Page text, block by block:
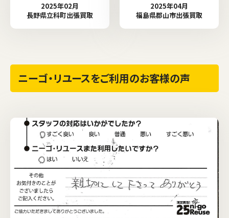
2025年02月
長野県立科町出張買取
2025年04月
福島県郡山市出張買取
ニーゴ・リユースをご利用のお客様の声